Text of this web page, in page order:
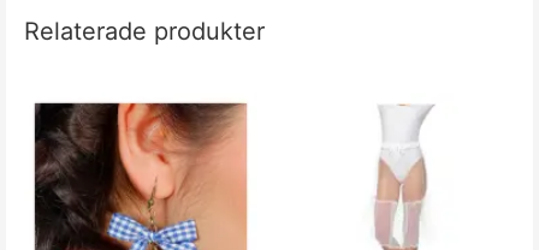
Relaterade produkter